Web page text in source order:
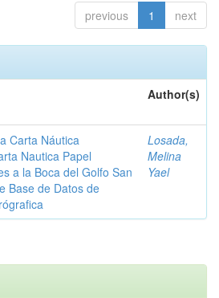
previous 1 next
Author(s)
Carta Náutica
Nautica Papel
a la Boca del Golfo San
Base de Datos de
Losada,
Melina
Yael